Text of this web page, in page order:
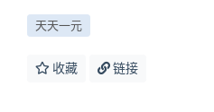
天天一元
收藏 链接